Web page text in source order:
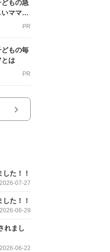
もの急
ママを
PR
もの毎
とは
PR
た！！
2026-07-27
た！！
2026-06-29
れまし
2026-06-22